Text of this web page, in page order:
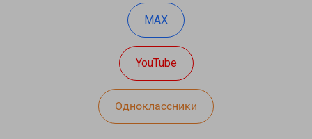
MAX
YouTube
Одноклассники